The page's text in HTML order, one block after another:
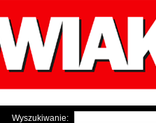
Wyszukiwanie: